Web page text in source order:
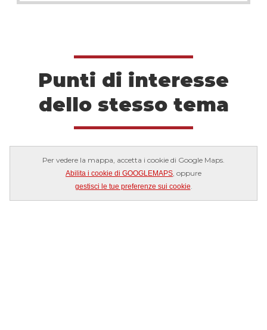
Punti di interesse
dello stesso tema
Per vedere la mappa, accetta i cookie di Google Maps.
Abilita i cookie di GOOGLEMAPS, oppure
gestisci le tue preferenze sui cookie.